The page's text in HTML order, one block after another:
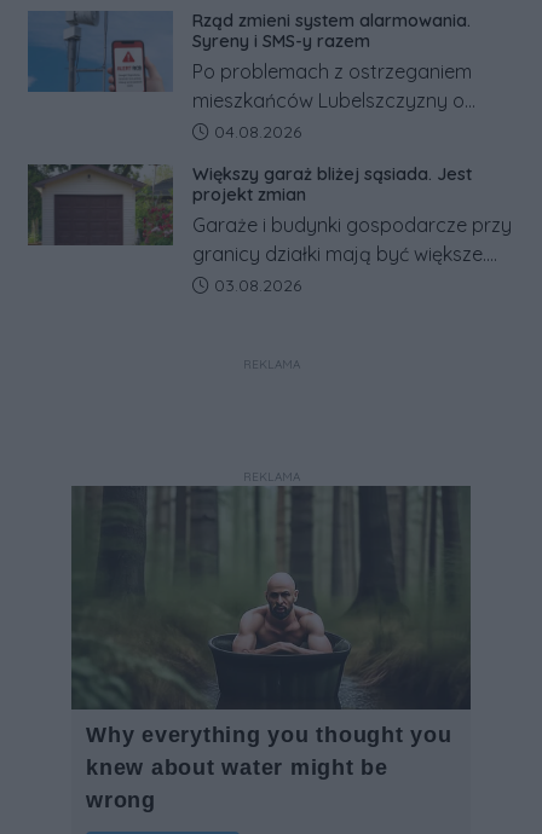
Co się dzieje?
Rząd zmieni system alarmowania.
Syreny i SMS-y razem
Po problemach z ostrzeganiem
mieszkańców Lubelszczyzny o
rosyjskim zagrożeniu rząd
alarmowych, alertów RCB i aplikacji
w jeden system.
Data dodania artykułu:
04.08.2026
Większy garaż bliżej sąsiada. Jest
projekt zmian
Garaże i budynki gospodarcze przy
granicy działki mają być większe.
Projekt zaostrza też zasady
Data dodania artykułu:
03.08.2026
REKLAMA
REKLAMA